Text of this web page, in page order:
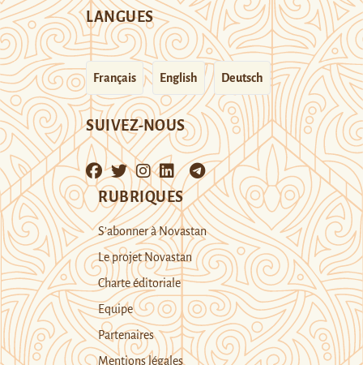
LANGUES
Français English Deutsch
SUIVEZ-NOUS
RUBRIQUES
S’abonner à Novastan
Le projet Novastan
Charte éditoriale
Equipe
Partenaires
Mentions légales